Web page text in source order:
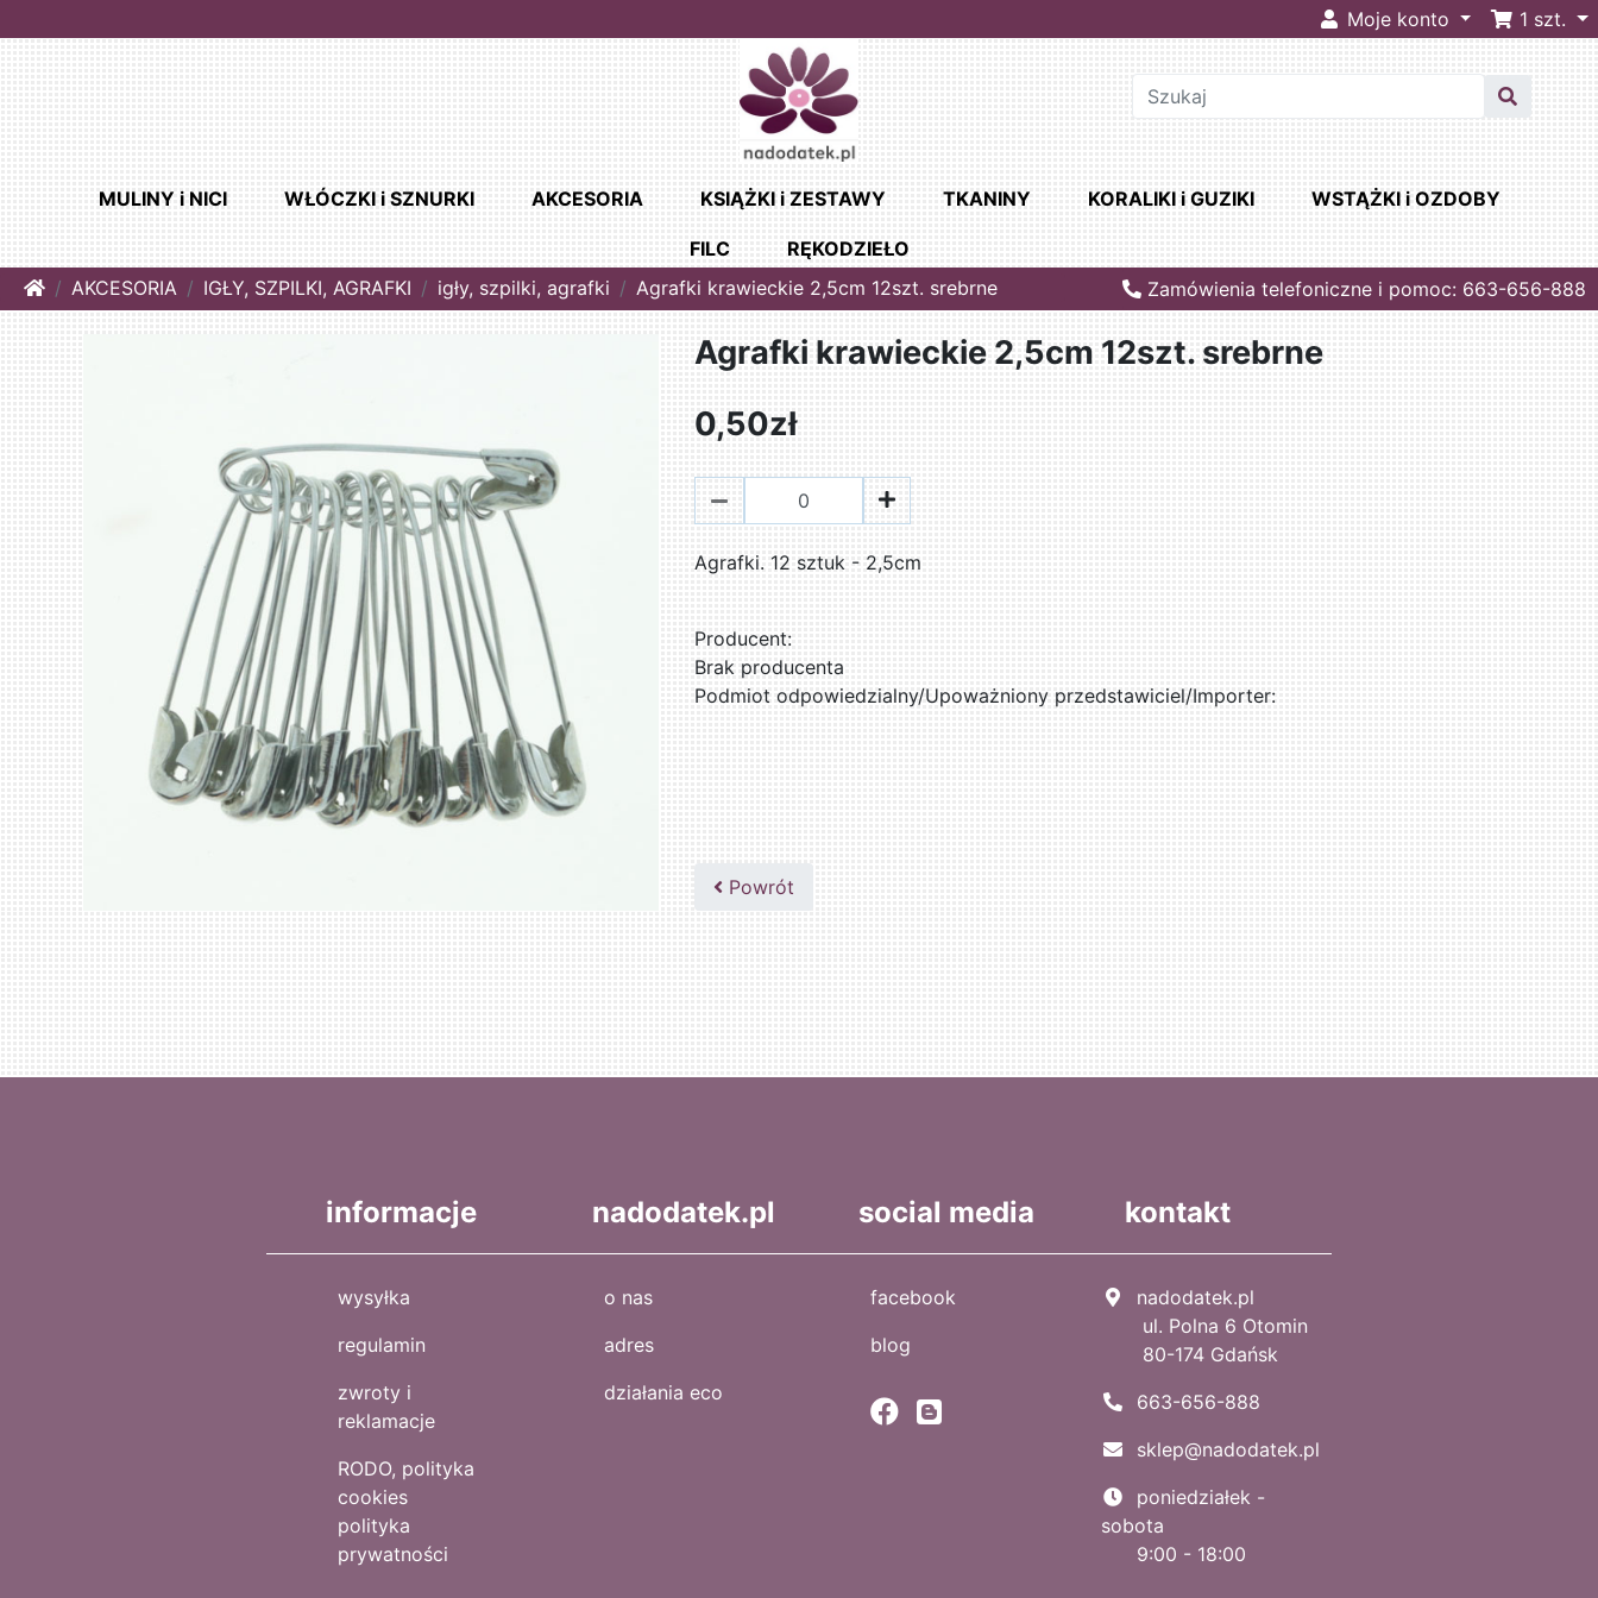
Moje konto 1 szt.
MULINY i NICI WŁÓCZKI i SZNURKI AKCESORIA KSIĄŻKI i ZESTAWY TKANINY KORALIKI i GUZIKI WSTĄŻKI i OZDOBY
FILC
RĘKODZIEŁO
HomeAKCESORIA IGŁY, SZPILKI, AGRAFKI igły, szpilki, agrafki Agrafki krawieckie 2,5cm 12szt. srebrne Zamówienia telefoniczne i pomoc: 663-656-888
Agrafki krawieckie 2,5cm 12szt. srebrne
0,50zł
Agrafki. 12 sztuk - 2,5cm
Producent:
Brak producenta
Podmiot odpowiedzialny/Upoważniony przedstawiciel/Importer:
Powrót
informacje
wysyłka
regulamin
zwroty i
reklamacje
RODO, polityka
cookies
polityka
prywatności
nadodatek.pl
o nas
adres
działania eco
social media
facebook
blog
kontakt
nadodatek.pl
ul. Polna 6 Otomin
80-174 Gdańsk
663-656-888
sklep@nadodatek.pl
poniedziałek -
sobota
9:00 - 18:00